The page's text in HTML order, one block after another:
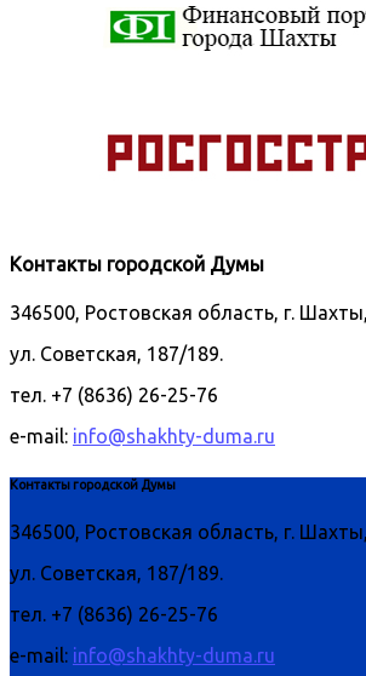
Контакты городской Думы
346500, Ростовская область, г. Шахты,
ул. Советская, 187/189.
тел. +7 (8636) 26-25-76
e-mail: info@shakhty-duma.ru
Контакты городской Думы
346500, Ростовская область, г. Шахты,
ул. Советская, 187/189.
тел. +7 (8636) 26-25-76
e-mail: info@shakhty-duma.ru